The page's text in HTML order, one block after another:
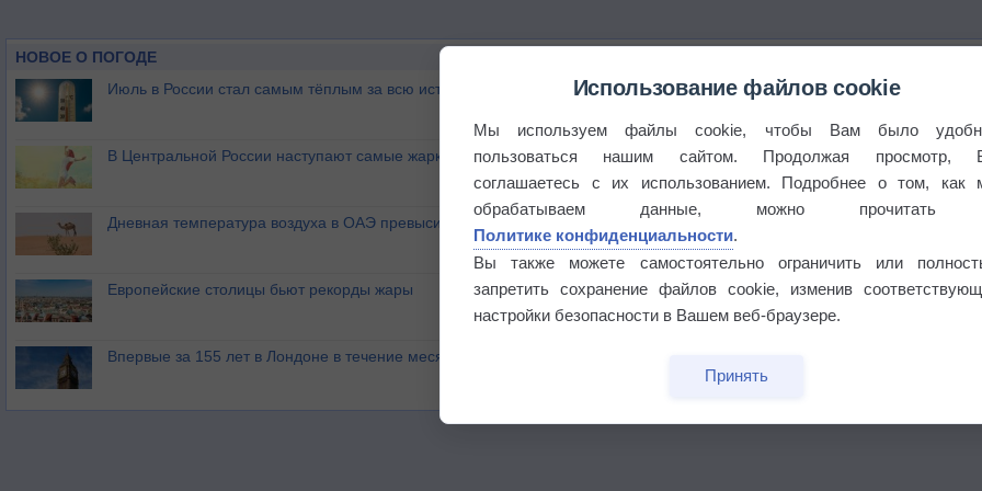
НОВОЕ О ПОГОДЕ
Июль в России стал самым тёплым за всю историю
В Центральной России наступают самые жаркие дни этого лета
Дневная температура воздуха в ОАЭ превысила +51°
Европейские столицы бьют рекорды жары
Впервые за 155 лет в Лондоне в течение месяца не выпадал дождь
Использование файлов cookie
Мы используем файлы cookie, чтобы Вам было
пользоваться нашим сайтом. Продолжая просмотр,
соглашаетесь с их использованием. Подробнее о том, как
обрабатываем данные, можно прочитать
Политике конфиденциальности.
Вы также можете самостоятельно ограничить или
запретить сохранение файлов cookie, изменив
настройки безопасности в Вашем веб-браузере.
Принять